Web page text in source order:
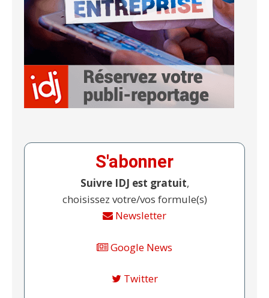
S'abonner
Suivre IDJ est gratuit,
choisissez votre/vos formule(s)
Newsletter
Google News
Twitter